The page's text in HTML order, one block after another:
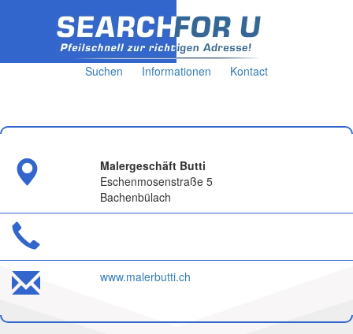
Suchen Informationen Kontact
Malergeschäft Butti
Eschenmosenstraße 5
Bachenbülach
www.malerbutti.ch